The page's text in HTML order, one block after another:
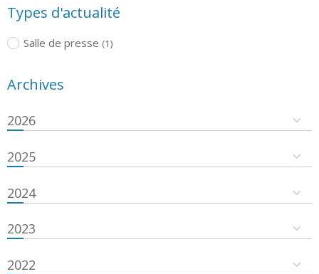
Types d'actualité
Salle de presse (1)
Archives
2026
2025
2024
2023
2022